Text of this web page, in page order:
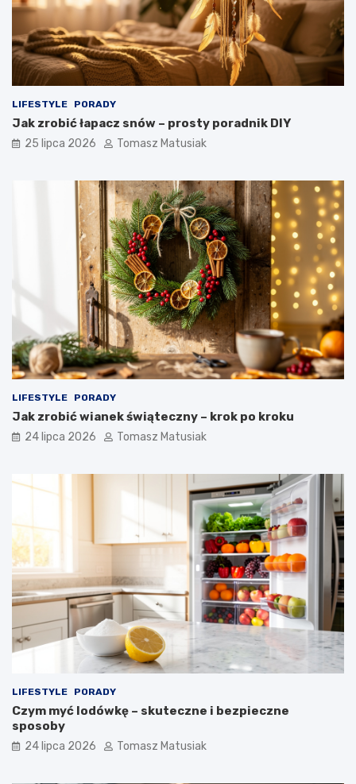
LIFESTYLE PORADY
Jak zrobić łapacz snów – prosty poradnik DIY
25 lipca 2026 Tomasz Matusiak
LIFESTYLE PORADY
Jak zrobić wianek świąteczny – krok po kroku
24 lipca 2026 Tomasz Matusiak
LIFESTYLE PORADY
Czym myć lodówkę – skuteczne i bezpieczne
sposoby
24 lipca 2026 Tomasz Matusiak